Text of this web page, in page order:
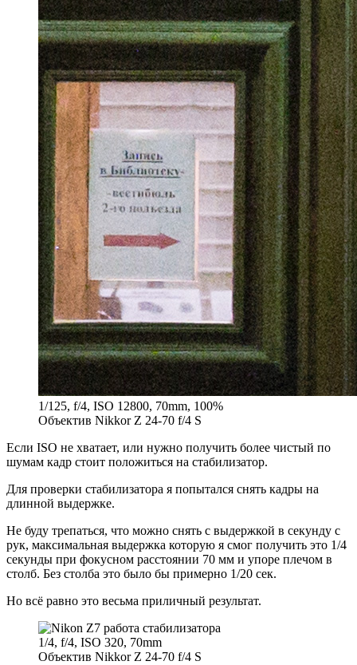
1/125, f/4, ISO 12800, 70mm, 100%
Объектив Nikkor Z 24-70 f/4 S
Если ISO не хватает, или нужно получить более чистый по
шумам кадр стоит положиться на стабилизатор.
Для проверки стабилизатора я попытался снять кадры на
длинной выдержке.
Не буду трепаться, что можно снять с выдержкой в секунду с
рук, максимальная выдержка которую я смог получить это 1/4
секунды при фокусном расстоянии 70 мм и упоре плечом в
столб. Без столба это было бы примерно 1/20 сек.
Но всё равно это весьма приличный результат.
1/4, f/4, ISO 320, 70mm
Объектив Nikkor Z 24-70 f/4 S